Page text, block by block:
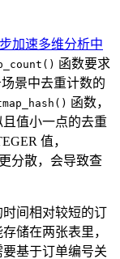
加速多维分析中
函数要求
景中去重计数的
函数，
值小一点的去重
值，
分散，会导致查
间相对较短的订
储在两张表里，
基于订单编号关